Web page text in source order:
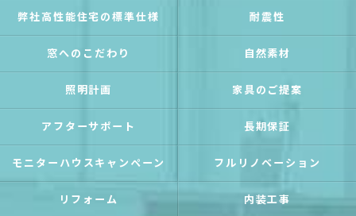
弊社高性能住宅の標準仕様 耐震性
窓へのこだわり 自然素材
照明計画 家具のご提案
アフターサポート 長期保証
モニターハウスキャンペーン フルリノベーション
リフォーム 内装工事